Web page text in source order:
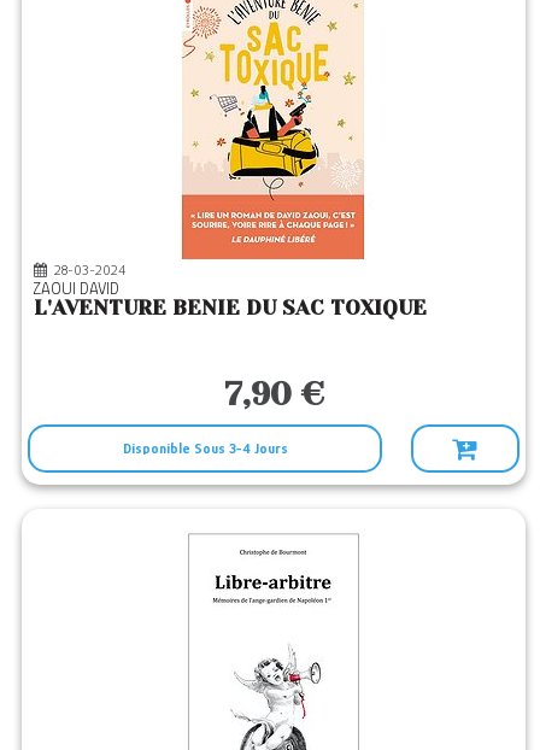
28-03-2024
ZAOUI DAVID
L'AVENTURE BENIE DU SAC TOXIQUE
7,90 €
Disponible Sous 3-4 Jours